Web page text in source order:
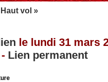
Haut vol »
le lundi 31 mars
- Lien permanent